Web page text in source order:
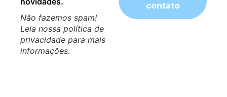
Não fazemos spam!
Leia nossa política de
privacidade para mais
informações.